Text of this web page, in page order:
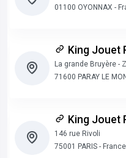
01100 OYONNAX -
King Jouet
La grande Bruyère -
71600 PARAY LE
King Jouet
146 rue Rivoli
75001 PARIS - France